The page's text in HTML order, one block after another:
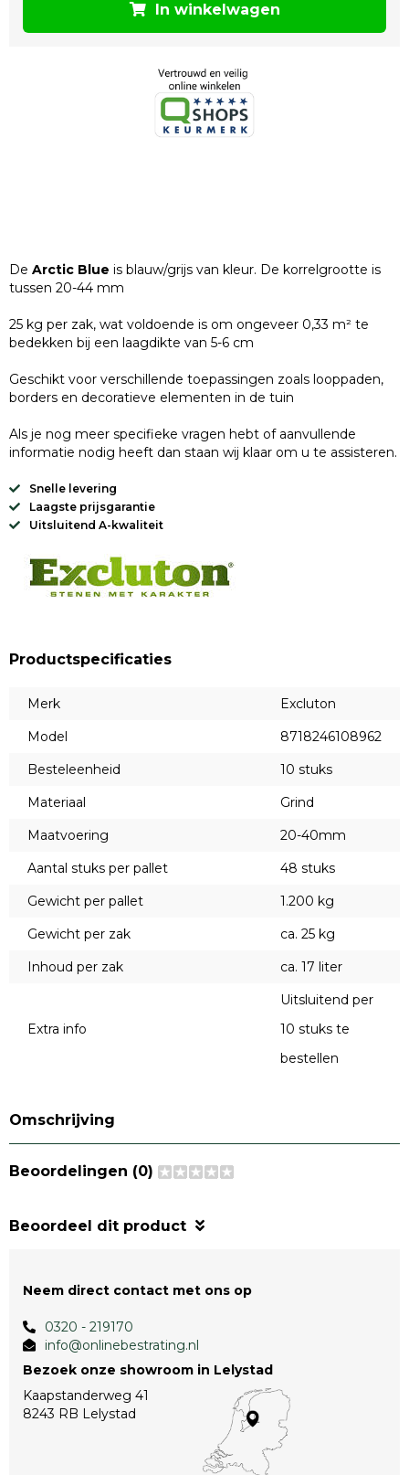
In winkelwagen
De Arctic Blue is blauw/grijs van kleur. De korrelgrootte is
tussen 20-44 mm
25 kg per zak, wat voldoende is om ongeveer 0,33 m² te
bedekken bij een laagdikte van 5-6 cm
Geschikt voor verschillende toepassingen zoals looppaden,
borders en decoratieve elementen in de tuin
Als je nog meer specifieke vragen hebt of aanvullende
informatie nodig heeft dan staan wij klaar om u te assisteren.
Snelle levering
Laagste prijsgarantie
Uitsluitend A-kwaliteit
Productspecificaties
Merk
Excluton
Model
8718246108962
Besteleenheid
10 stuks
Materiaal
Grind
Maatvoering
20-40mm
Aantal stuks per pallet
48 stuks
Gewicht per pallet
1.200 kg
Gewicht per zak
ca. 25 kg
Inhoud per zak
ca. 17 liter
Extra info
Uitsluitend per
10 stuks te
bestellen
Omschrijving
Beoordelingen (0)
Beoordeel dit product
Neem direct contact met ons op
0320 - 219170
info@onlinebestrating.nl
Bezoek onze showroom in Lelystad
Kaapstanderweg 41
8243 RB Lelystad